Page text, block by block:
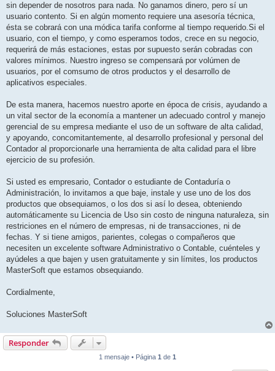
sin depender de nosotros para nada. No ganamos dinero, pero sí un
usuario contento. Si en algún momento requiere una asesoría técnica,
ésta se cobrará con una módica tarifa conforme al tiempo requerido.Si el
usuario, con el tiempo, y como esperamos todos, crece en su negocio,
requerirá de más estaciones, estas por supuesto serán cobradas con
valores mínimos. Nuestro ingreso se compensará por volúmen de
usuarios, por el comsumo de otros productos y el desarrollo de
aplicativos especiales.
De esta manera, hacemos nuestro aporte en época de crisis, ayudando a
un vital sector de la economía a mantener un adecuado control y manejo
gerencial de su empresa mediante el uso de un software de alta calidad,
y apoyando, concomitantemente, al desarrollo profesional y personal del
Contador al proporcionarle una herramienta de alta calidad para el libre
ejercicio de su profesión.
Si usted es empresario, Contador o estudiante de Contaduría o
Administración, lo invitamos a que baje, instale y use uno de los dos
productos que obsequiamos, o los dos si así lo desea, obteniendo
automáticamente su Licencia de Uso sin costo de ninguna naturaleza, sin
restriciones en el número de empresas, ni de transacciones, ni de
fechas. Y si tiene amigos, parientes, colegas o compañeros que
necesiten un excelente software Administrativo o Contable, cuénteles y
ayúdeles a que bajen y usen gratuitamente y sin límites, los productos
MasterSoft que estamos obsequiando.
Cordialmente,
Soluciones MasterSoft
Responder
1 mensaje • Página 1 de 1